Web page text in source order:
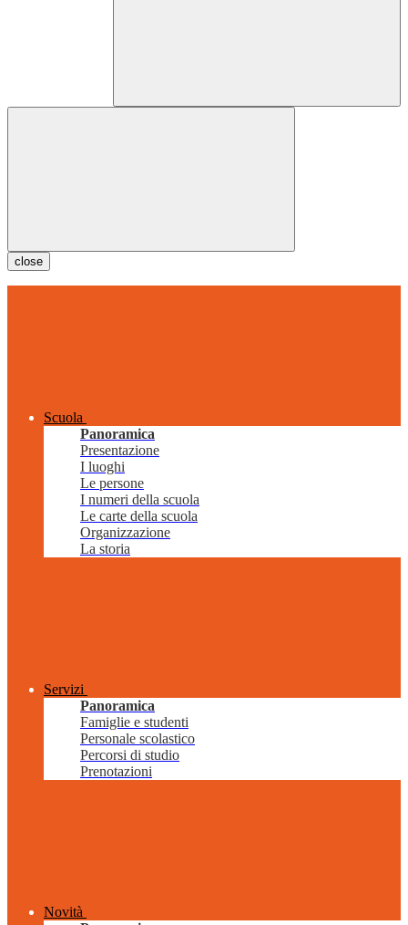
close
Scuola
Panoramica
Presentazione
I luoghi
Le persone
I numeri della scuola
Le carte della scuola
Organizzazione
La storia
Servizi
Panoramica
Famiglie e studenti
Personale scolastico
Percorsi di studio
Prenotazioni
Novità